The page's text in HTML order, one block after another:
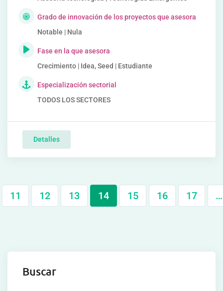
Grado de innovación de los proyectos que asesora
Notable | Nula
Fase en la que asesora
Crecimiento | Idea, Seed | Estudiante
Especialización sectorial
TODOS LOS SECTORES
Detalles
11 12 13 14 15 16 17 …
Buscar